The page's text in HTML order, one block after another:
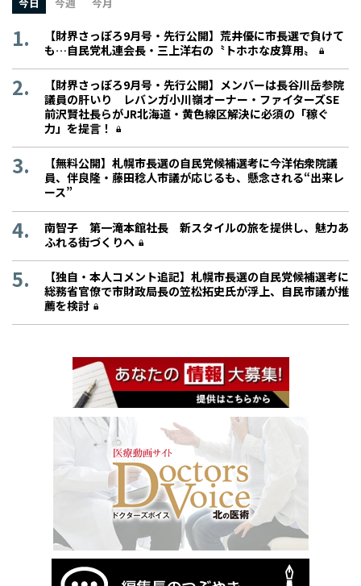
【財界さっぽろ9月号・先行公開】荒井優に市長選で負けて
も…自民党札連会長・三上洋右の〝トホホな皮算用〟
【財界さっぽろ9月号・先行公開】メンバーは長谷川岳参院
議員の肝いり レバンガ小川嶺オーナー・ファイターズSE
前沢賢社長らがJR北海道・黄色線区解決に必須の「稼ぐ
力」を提言！
【無料公開】札幌市長選の自民党候補選考に今洋佑衆院議
員、伴良隆・藤田稔人市議が応じるも、懸念される“出来レ
ース”
南智子 第一滝本館社長 新スタイルの旅を提供し、魅力あ
ふれる街づくりへ
【独自・本人コメント追記】札幌市長選の自民党候補選考に
総務省官僚で市財政局長の笠松拓史氏が浮上、自民市議が推
薦を検討